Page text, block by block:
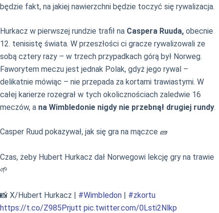
będzie fakt, na jakiej nawierzchni będzie toczyć się rywalizacja.
Hurkacz w pierwszej rundzie trafił na Caspera Ruuda, obecnie
12. tenisistę świata. W przeszłości ci gracze rywalizowali ze
sobą cztery razy – w trzech przypadkach górą był Norweg.
Faworytem meczu jest jednak Polak, gdyż jego rywal –
delikatnie mówiąc – nie przepada za kortami trawiastymi. W
całej karierze rozegrał w tych okolicznościach zaledwie 16
meczów, a na Wimbledonie nigdy nie przebnął drugiej rundy.
Casper Ruud pokazywał, jak się gra na mączce 🧱
Czas, żeby Hubert Hurkacz dał Norwegowi lekcję gry na trawie
🌱
📸 X/Hubert Hurkacz | #Wimbledon | #zkortu
https://t.co/Z985Prjutt pic.twitter.com/0Lsti2Nlkp